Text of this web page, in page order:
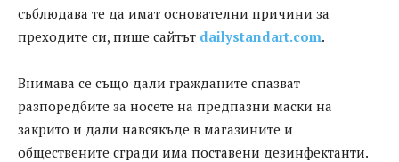
съблюдава те да имат основателни причини за
преходите си, пише сайтът dailystandart.com.
Внимава се също дали гражданите спазват
разпоредбите за носете на предпазни маски на
закрито и дали навсякъде в магазините и
обществените сгради има поставени дезинфектанти.